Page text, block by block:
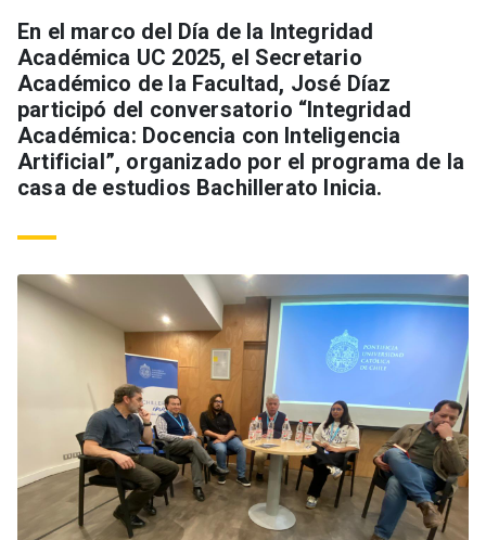
En el marco del Día de la Integridad
Académica UC 2025, el Secretario
Académico de la Facultad, José Díaz
participó del conversatorio “Integridad
Académica: Docencia con Inteligencia
Artificial”, organizado por el programa de la
casa de estudios Bachillerato Inicia.